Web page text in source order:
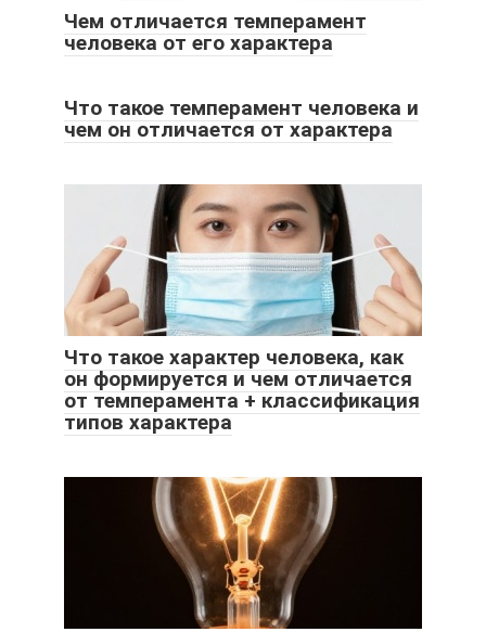
Чем отличается темперамент
человека от его характера
Что такое темперамент человека и
чем он отличается от характера
Что такое характер человека, как
он формируется и чем отличается
от темперамента + классификация
типов характера